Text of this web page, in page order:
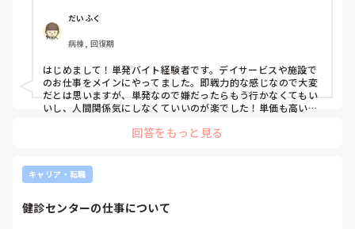
だいふく
病棟, 回復期
はじめまして！単発バイト経験者です。デイサービスや施設で
のお仕事をメインにやってました。即戦力的な感じなので大変
だとは思いますが、単発なので嫌だったらもう行かなくてもい
いし、人間関係気にしなくていいのが楽でした！単価も高いで
にちに空きがあるか分からないのでそこは難点ですかね。
回答をもっと見る
キャリア・転職
健診センターの仕事について